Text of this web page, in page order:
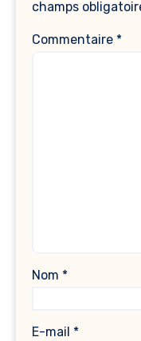
champs
Commentaire *
Nom *
E-mail *